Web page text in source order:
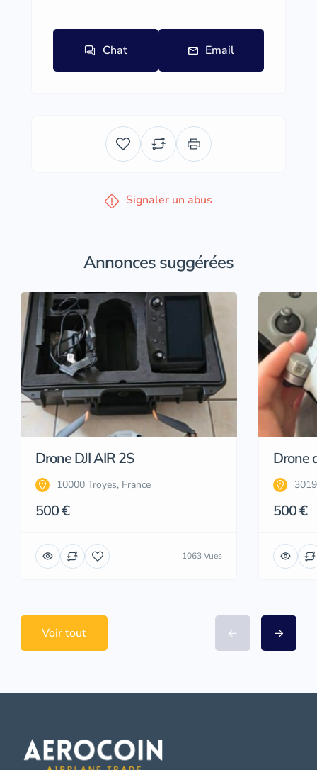
Chat Email
Signaler un abus
Annonces suggérées
Drone DJI AIR 2S
10000 Troyes, France
500 €
1063 Vues
Drone
500 €
Voir tout